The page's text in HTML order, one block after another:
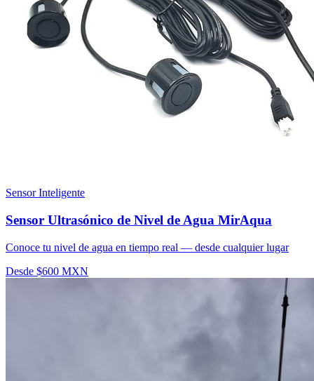
Sensor Inteligente
Sensor Ultrasónico de Nivel de Agua MirAqua
Conoce tu nivel de agua en tiempo real — desde cualquier lugar
Desde $600 MXN